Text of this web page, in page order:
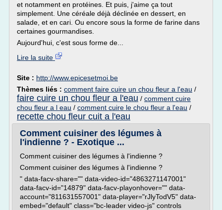
et notamment en protéines. Et puis, j'aime ça tout
simplement. Une céréale déjà déclinée en dessert, en
salade, et en cari. Ou encore sous la forme de farine dans
certaines gourmandises.
Aujourd'hui, c'est sous forme de...
Lire la suite
Site : http://www.epicesetmoi.be
Thèmes liés : comment faire cuire un chou fleur a l'eau /
faire cuire un chou fleur a l'eau / comment cuire
chou fleur a l eau / comment cuire le chou fleur a l'eau /
recette chou fleur cuit a l'eau
Comment cuisiner des légumes à
l'indienne ? - Exotique ...
Comment cuisiner des légumes à l'indienne ?
Comment cuisiner des légumes à l'indienne ?
" data-facv-share="" data-video-id="4863271147001"
data-facv-id="14879" data-facv-playonhover="" data-
account="811631557001" data-player="rJlyTodV5" data-
embed="default" class="bc-leader video-js" controls